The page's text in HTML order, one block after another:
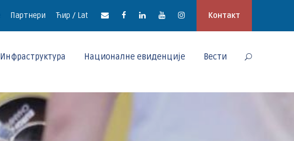
Партнери Ћир / Lat Контакт
Инфраструктура Националне евиденције Вести